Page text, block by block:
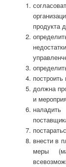
продукта
должна
и
внести в
меры